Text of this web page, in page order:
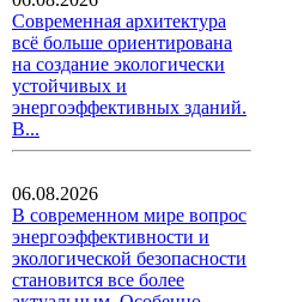
Современная архитектура
всё больше ориентирована
на создание экологически
устойчивых и
энергоэффективных зданий.
В...
06.08.2026
В современном мире вопрос
энергоэффективности и
экологической безопасности
становится все более